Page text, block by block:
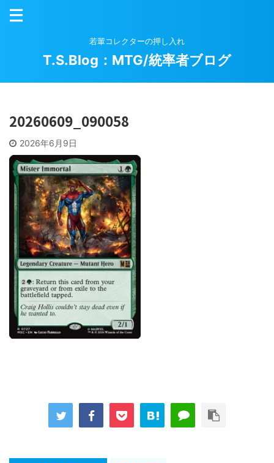
若輩コレクターの押し入れ
T.S.Blog：MTG/統率者ブログ
20260609_090058
2026年6月9日